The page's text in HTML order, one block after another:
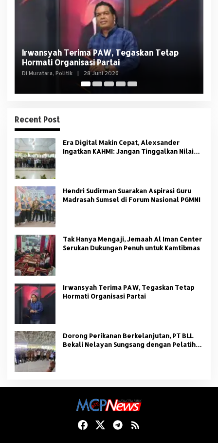
Usai OTT KPK, NasDem Sumsel Tegaskan
Edison Bukan Kader Partai
Di Politik | 8 Juni 2026
Recent Post
Era Digital Makin Cepat, Alexsander
Ingatkan KAHMI: Jangan Tinggalkan Nilai
Hendri Sudirman Suarakan Aspirasi Guru
Madrasah Sumsel di Forum Nasional PGMNI
Tak Hanya Mengaji, Jemaah Al Iman Center
Serukan Dukungan Penuh untuk Kamtibmas
Irwansyah Terima PAW, Tegaskan Tetap
Hormati Organisasi Partai
Dorong Perikanan Berkelanjutan, PT BLL
Bekali Nelayan Sungsang dengan Pelatihan